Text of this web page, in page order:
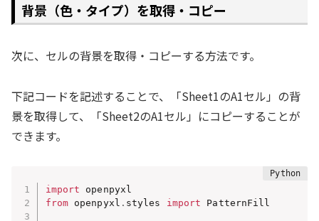
背景（色・タイプ）を取得・コピー
次に、セルの背景を取得・コピーする方法です。
下記コードを記述することで、「Sheet1のA1セル」の背
景を取得して、「Sheet2のA1セル」にコピーすることが
できます。
import
from openpyxl . styles import PatternFill